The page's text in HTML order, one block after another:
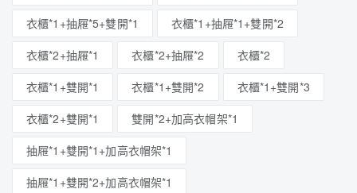
衣櫃*1+抽屜*5+雙開*1
衣櫃*1+抽屜*1+雙開*2
衣櫃*2+抽屜*1
衣櫃*2+抽屜*2
衣櫃*2
衣櫃*1+雙開*1
衣櫃*1+雙開*2
衣櫃*1+雙開*3
衣櫃*2+雙開*1
雙開*2+加高衣帽架*1
抽屜*1+雙開*1+加高衣帽架*1
抽屜*1+雙開*2+加高衣帽架*1